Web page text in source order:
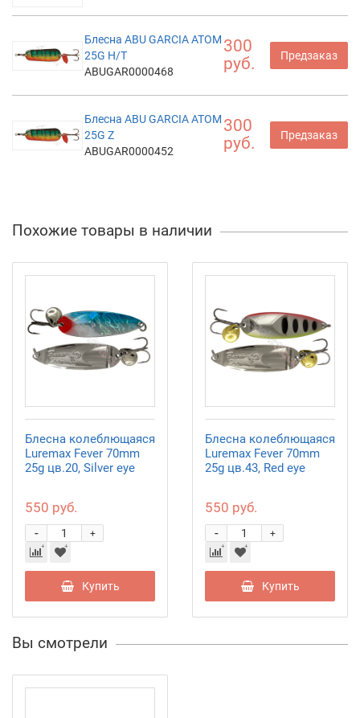
Блесна ABU GARCIA ATOM
25G H/T
ABUGAR0000468
300
руб.
Предзаказ
Блесна ABU GARCIA ATOM
25G Z
ABUGAR0000452
300
руб.
Предзаказ
Похожие товары в наличии
Блесна колеблющаяся
Luremax Fever 70mm
25g цв.20, Silver eye
550 руб.
+
-
Купить
Блесна колеблющаяся
Luremax Fever 70mm
25g цв.43, Red eye
550 руб.
+
-
Купить
Вы смотрели